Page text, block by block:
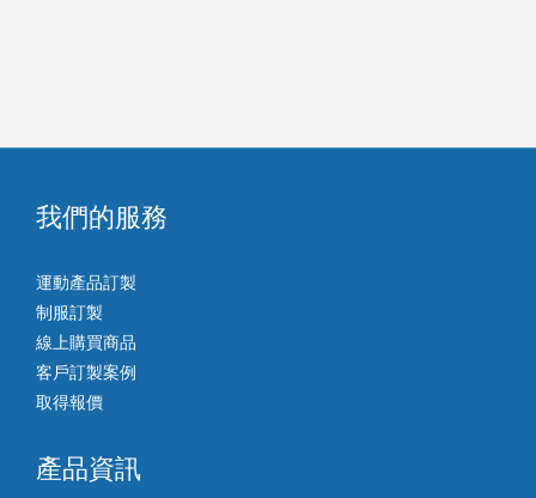
我們的服務
運動產品訂製
制服訂製
線上購買商品
客戶訂製案例
取得報價
產品資訊